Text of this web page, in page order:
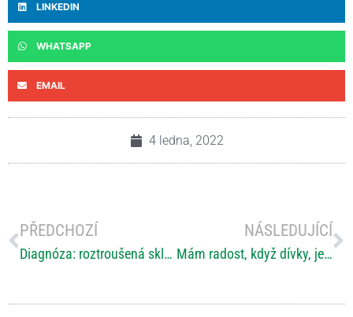
LINKEDIN
WHATSAPP
EMAIL
4 ledna, 2022
PŘEDCHOZÍ
Diagnóza: roztroušená skleróza. Zatím žiju normálně, říká český talent
NÁSLEDUJÍCÍ
Mám radost, když dívky, jež jsme léčili, mají děti